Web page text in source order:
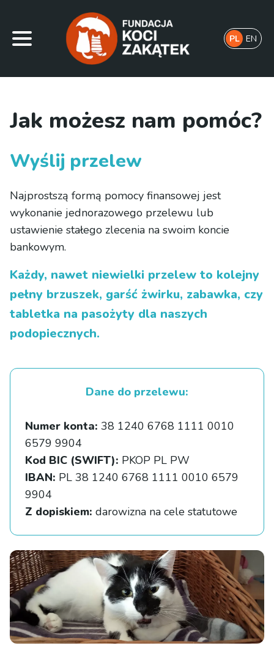
PL EN
Jak możesz nam pomóc?
Wyślij przelew
Najprostszą formą pomocy finansowej jest
wykonanie jednorazowego przelewu lub
ustawienie stałego zlecenia na swoim koncie
bankowym.
Każdy, nawet niewielki przelew to kolejny
pełny brzuszek, garść żwirku, zabawka, czy
tabletka na pasożyty dla naszych
podopiecznych.
Dane do przelewu:
Numer konta: 38 1240 6768 1111 0010
6579 9904
Kod BIC (SWIFT): PKOP PL PW
IBAN: PL 38 1240 6768 1111 0010 6579
9904
Z dopiskiem: darowizna na cele statutowe